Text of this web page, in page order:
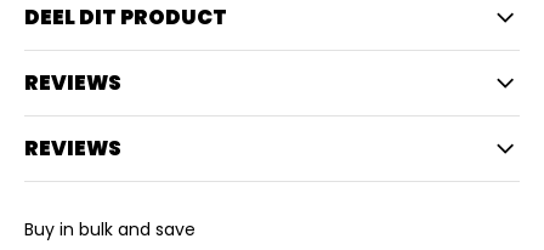
DEEL DIT PRODUCT
REVIEWS
REVIEWS
Buy in bulk and save